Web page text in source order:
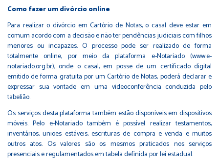
Como fazer um divórcio online
Para realizar o divórcio em Cartório de Notas, o casal deve estar em
comum acordo com a decisão e não ter pendências judiciais com filhos
menores ou incapazes. O processo pode ser realizado de forma
totalmente online, por meio da plataforma e-Notariado (www.e-
notariado.org.br), onde o casal, em posse de um certificado digital
emitido de forma gratuita por um Cartório de Notas, poderá declarar e
expressar sua vontade em uma videoconferência conduzida pelo
tabelião.
Os serviços desta plataforma também estão disponíveis em dispositivos
móveis. Pelo e-Notariado também é possível realizar testamentos,
inventários, uniões estáveis, escrituras de compra e venda e muitos
outros atos. Os valores são os mesmos praticados nos serviços
presenciais e regulamentados em tabela definida por lei estadual.